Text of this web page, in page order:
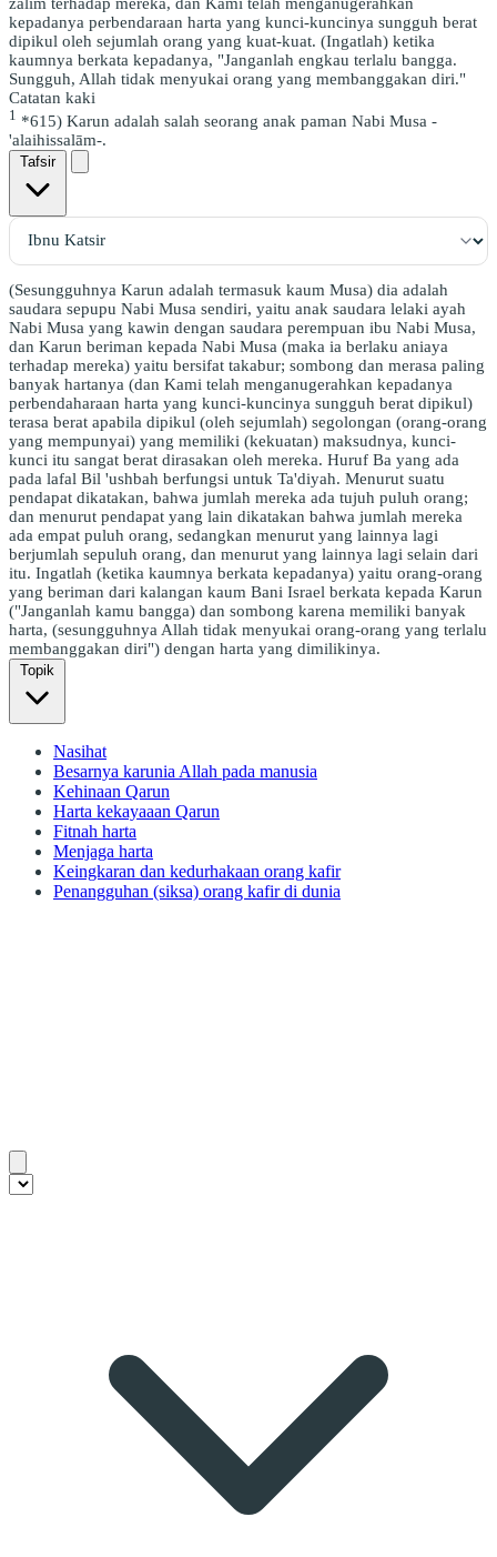
kepadanya perbendaraan harta yang kunci-kuncinya sungguh berat
dipikul oleh sejumlah orang yang kuat-kuat. (Ingatlah) ketika
kaumnya berkata kepadanya, "Janganlah engkau terlalu bangga.
Sungguh, Allah tidak menyukai orang yang membanggakan diri."
Catatan kaki
1 *615) Karun adalah salah seorang anak paman Nabi Musa -
'alaihissalām-.
Tafsir
(Sesungguhnya Karun adalah termasuk kaum Musa) dia adalah
saudara sepupu Nabi Musa sendiri, yaitu anak saudara lelaki ayah
Nabi Musa yang kawin dengan saudara perempuan ibu Nabi Musa,
dan Karun beriman kepada Nabi Musa (maka ia berlaku aniaya
terhadap mereka) yaitu bersifat takabur; sombong dan merasa paling
banyak hartanya (dan Kami telah menganugerahkan kepadanya
perbendaharaan harta yang kunci-kuncinya sungguh berat dipikul)
terasa berat apabila dipikul (oleh sejumlah) segolongan (orang-orang
yang mempunyai) yang memiliki (kekuatan) maksudnya, kunci-
kunci itu sangat berat dirasakan oleh mereka. Huruf Ba yang ada
pada lafal Bil 'ushbah berfungsi untuk Ta'diyah. Menurut suatu
pendapat dikatakan, bahwa jumlah mereka ada tujuh puluh orang;
dan menurut pendapat yang lain dikatakan bahwa jumlah mereka
ada empat puluh orang, sedangkan menurut yang lainnya lagi
berjumlah sepuluh orang, dan menurut yang lainnya lagi selain dari
itu. Ingatlah (ketika kaumnya berkata kepadanya) yaitu orang-orang
yang beriman dari kalangan kaum Bani Israel berkata kepada Karun
("Janganlah kamu bangga) dan sombong karena memiliki banyak
harta, (sesungguhnya Allah tidak menyukai orang-orang yang terlalu
membanggakan diri") dengan harta yang dimilikinya.
Topik
Nasihat
Besarnya karunia Allah pada manusia
Kehinaan Qarun
Harta kekayaaan Qarun
Fitnah harta
Menjaga harta
Keingkaran dan kedurhakaan orang kafir
Penangguhan (siksa) orang kafir di dunia